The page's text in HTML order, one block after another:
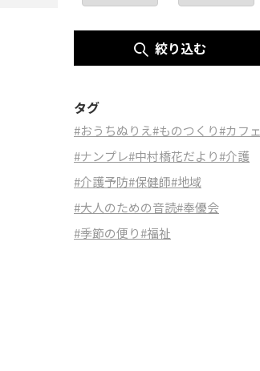
絞り込む
タグ
#おうちぬりえ#ものつくり#カフェ
#ナンプレ#中村橋花だより#介護
#介護予防#保健師#地域
#大人のための音読#奉優会
#季節の便り#福祉